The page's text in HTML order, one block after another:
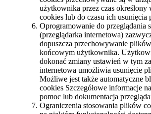
użytkownika przez czas określony
cookies lub do czasu ich usunięcia
Oprogramowanie do przeglądania
(przeglądarka internetowa)
dopuszcza przechowywanie
końcowym użytkownika.
dokonać zmiany ustawień w tym
internetowa umożliwia usunięcie
Możliwe jest także automatyczne
cookies Szczegółowe informacje
pomoc lub dokumentacja
Ograniczenia stosowania plików